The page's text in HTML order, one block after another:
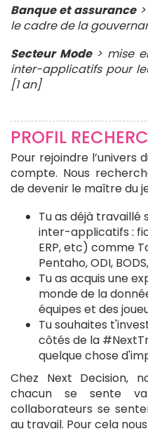
Banque et assurance>
le cadre de la
Secteur Mode> mise
inter-applicatifs pour
[1 an]
PROFIL
Pour rejoindre l’univers
compte. Nous
de devenir le maître du
Tu as déjà travaillé
inter-applicatifs :
ERP, etc) comme
Pentaho, ODI,
Tu as acquis une
monde de la
équipes et des
Tu souhaites
côtés de la
quelque chose
Chez Next Decision,
chacun se sente
collaborateurs se
au travail. Pour cela